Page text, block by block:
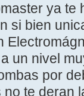
ya te
si bien
un nivel
por
te deran